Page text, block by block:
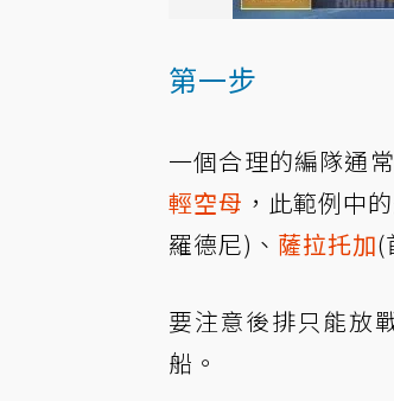
第一步
一個合理的編隊通
輕空母 ，此範例中
羅德尼)、 薩拉托加(
要注意後排只能放
船。